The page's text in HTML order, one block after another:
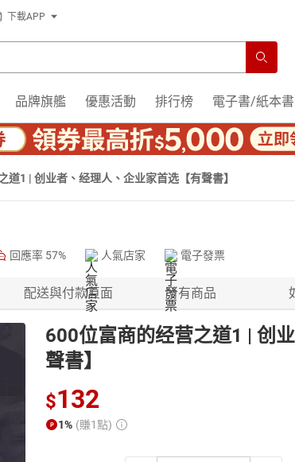
下載APP
品牌旗艦 優惠活動 排行榜 電子書/紙本書
道1 | 创业者、经理人、企业家首选【有聲書】
回應率 57% 人氣店家 電子發票
配送與付款頁面 所有商品
600位富商的经营之道1 | 创
聲書】
$132
1% (賺1點)